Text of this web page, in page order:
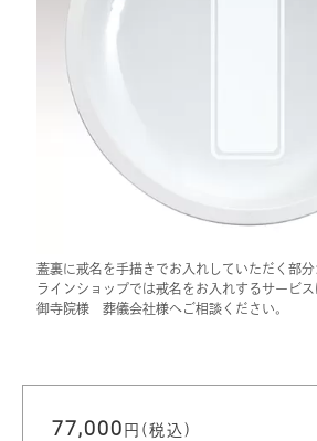
蓋裏に戒名を手描きでお入れしていただく部
ラインショップでは戒名をお入れするサービス
御寺院様 葬儀会社様へご相談ください。
77,000 円(税込)